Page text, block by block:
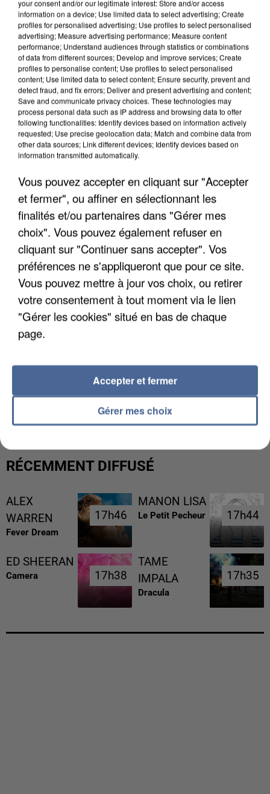
UNE TOURISTE DE L’OISE EMPORTÉE PAR UNE
LES DONNÉES DE 300 000 CLIENTS DÉROBÉES À
INTERMARCHÉ APRÈS UNE...
RÉCEMMENT DIFFUSÉ
ALEX
WARREN
Fever Dream
17h46
17h46
MANON LISA
Le Petit Pecheur 17h44
17h44
ED SHEERAN
Camera 17h38
17h38
TAME
IMPALA
Dracula
17h35
17h35
your consent and/or our legitimate interest: Store and/or access
information on a device; Use limited data to select advertising; Create
profiles for personalised advertising; Use profiles to select personalised
advertising; Measure advertising performance; Measure content
performance; Understand audiences through statistics or combinations
of data from different sources; Develop and improve services; Create
profiles to personalise content; Use profiles to select personalised
content; Use limited data to select content; Ensure security, prevent and
detect fraud, and fix errors; Deliver and present advertising and content;
Save and communicate privacy choices. These technologies may
process personal data such as IP address and browsing data to offer
following functionalities: Identify devices based on information actively
requested; Use precise geolocation data; Match and combine data from
other data sources; Link different devices; Identify devices based on
information transmitted automatically.
Vous pouvez accepter en cliquant sur "Accepter
et fermer", ou affiner en sélectionnant les
finalités et/ou partenaires dans "Gérer mes
choix". Vous pouvez également refuser en
cliquant sur "Continuer sans accepter". Vos
préférences ne s'appliqueront que pour ce site.
Vous pouvez mettre à jour vos choix, ou retirer
votre consentement à tout moment via le lien
"Gérer les cookies" situé en bas de chaque
page.
Gérer mes choix
Accepter et fermer